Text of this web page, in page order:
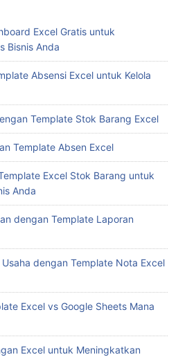
Excel Gratis untuk
Bisnis Anda
Absensi Excel untuk Kelola
Template Stok Barang Excel
Template Absen Excel
Excel Stok Barang untuk
Anda
dengan Template Laporan
dengan Template Nota Excel
Excel vs Google Sheets Mana
Excel untuk Meningkatkan